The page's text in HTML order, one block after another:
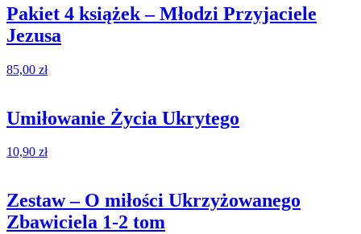
Pakiet 4 książek – Młodzi Przyjaciele
Jezusa
85,00 zł
Umiłowanie Życia Ukrytego
10,90 zł
Zestaw – O miłości Ukrzyżowanego
Zbawiciela 1-2 tom